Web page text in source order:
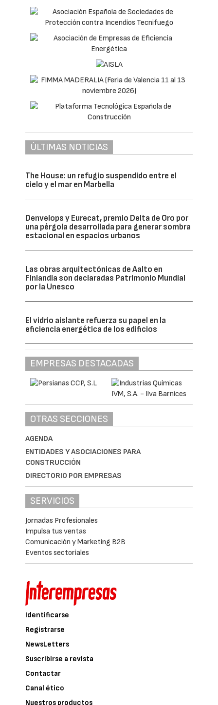
ÚLTIMAS NOTICIAS
The House: un refugio suspendido entre el
cielo y el mar en Marbella
Denvelops y Eurecat, premio Delta de Oro por
una pérgola desarrollada para generar sombra
estacional en espacios urbanos
Las obras arquitectónicas de Aalto en
Finlandia son declaradas Patrimonio Mundial
por la Unesco
El vidrio aislante refuerza su papel en la
eficiencia energética de los edificios
EMPRESAS DESTACADAS
OTRAS SECCIONES
AGENDA
ENTIDADES Y ASOCIACIONES PARA
CONSTRUCCIÓN
DIRECTORIO POR EMPRESAS
SERVICIOS
Jornadas Profesionales
Impulsa tus ventas
Comunicación y Marketing B2B
Eventos sectoriales
Identificarse
Registrarse
NewsLetters
Suscribirse a revista
Contactar
Canal ético
Nuestros productos